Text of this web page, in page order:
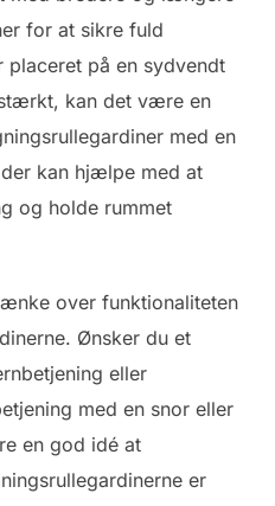
for at sikre fuld
på en sydvendt
kan det være en
med en
kan hjælpe med at
og holde rummet
over funktionaliteten
Ønsker du et
eller
med en snor eller
en god idé at
er